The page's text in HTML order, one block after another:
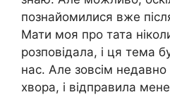
познайомилися вже
Мати моя про тата
розповідала, і ця тема
нас. Але зовсім
хвора, і відправила